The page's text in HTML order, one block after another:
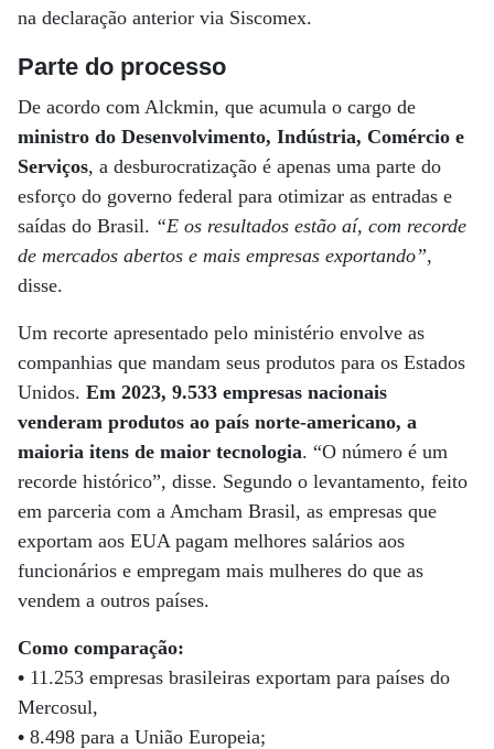
na declaração anterior via Siscomex.
Parte do processo
De acordo com Alckmin, que acumula o cargo de
ministro do Desenvolvimento, Indústria, Comércio e
Serviços, a desburocratização é apenas uma parte do
esforço do governo federal para otimizar as entradas e
saídas do Brasil. “E os resultados estão aí, com recorde
de mercados abertos e mais empresas exportando”,
disse.
Um recorte apresentado pelo ministério envolve as
companhias que mandam seus produtos para os Estados
Unidos. Em 2023, 9.533 empresas nacionais
venderam produtos ao país norte-americano, a
maioria itens de maior tecnologia. “O número é um
recorde histórico”, disse. Segundo o levantamento, feito
em parceria com a Amcham Brasil, as empresas que
exportam aos EUA pagam melhores salários aos
funcionários e empregam mais mulheres do que as
vendem a outros países.
Como comparação:
• 11.253 empresas brasileiras exportam para países do
Mercosul,
• 8.498 para a União Europeia;